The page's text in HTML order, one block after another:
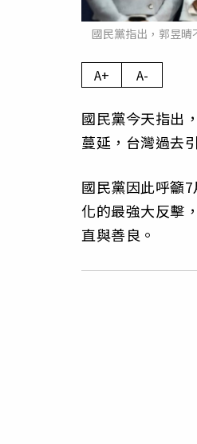
國民黨指出，郭昱
A+ A-
國民黨今天指出
蔓延，台灣過去
國民黨因此呼籲
化的最強大反擊
直與善良。